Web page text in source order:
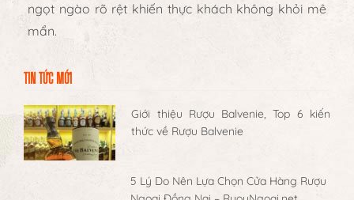
ngọt ngào rõ rệt khiến thực khách không khỏi mê
mẩn.
TIN TỨC MỚI
Giới thiệu Rượu Balvenie, Top 6 kiến
thức về Rượu Balvenie
5 Lý Do Nên Lựa Chọn Cửa Hàng Rượu